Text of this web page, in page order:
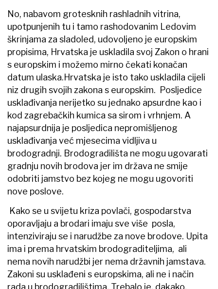
No, nabavom grotesknih rashladnih vitrina,
upotpunjenih tu i tamo rashodovanim Ledovim
škrinjama za sladoled, udovoljeno je europskim
propisima, Hrvatska je uskladila svoj Zakon o hrani
s europskim i možemo mirno čekati konačan
datum ulaska.Hrvatska je isto tako uskladila cijeli
niz drugih svojih zakona s europskim. Posljedice
usklađivanja nerijetko su jednako apsurdne kao i
kod zagrebačkih kumica sa sirom i vrhnjem. A
najapsurdnija je posljedica nepromišljenog
usklađivanja već mjesecima vidljiva u
brodogradnji. Brodogradilišta ne mogu ugovarati
gradnju novih brodova jer im država ne smije
odobriti jamstvo bez kojeg ne mogu ugovoriti
nove poslove.
Kako se u svijetu kriza povlači, gospodarstva
oporavljaju a brodari imaju sve više posla,
intenziviraju se i narudžbe za nove brodove. Upita
ima i prema hrvatskim brodograditeljima, ali
nema novih narudžbi jer nema državnih jamstava.
Zakoni su usklađeni s europskima, ali ne i način
rada u brodogradilištima. Trebalo je, dakako,